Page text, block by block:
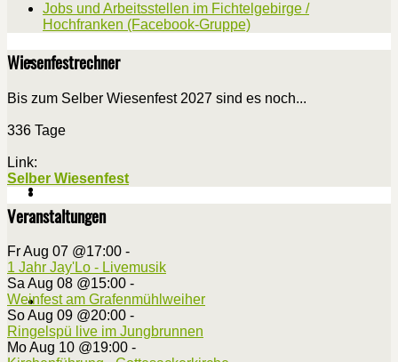
Jobs und Arbeitsstellen im Fichtelgebirge /
Hochfranken (Facebook-Gruppe)
Wiesenfestrechner
Bis zum Selber Wiesenfest 2027 sind es noch...
336 Tage
Link:
Selber Wiesenfest
Veranstaltungen
Fr Aug 07 @17:00 -
1 Jahr Jay'Lo - Livemusik
Sa Aug 08 @15:00 -
Weinfest am Grafenmühlweiher
So Aug 09 @20:00 -
Ringelspü live im Jungbrunnen
Mo Aug 10 @19:00 -